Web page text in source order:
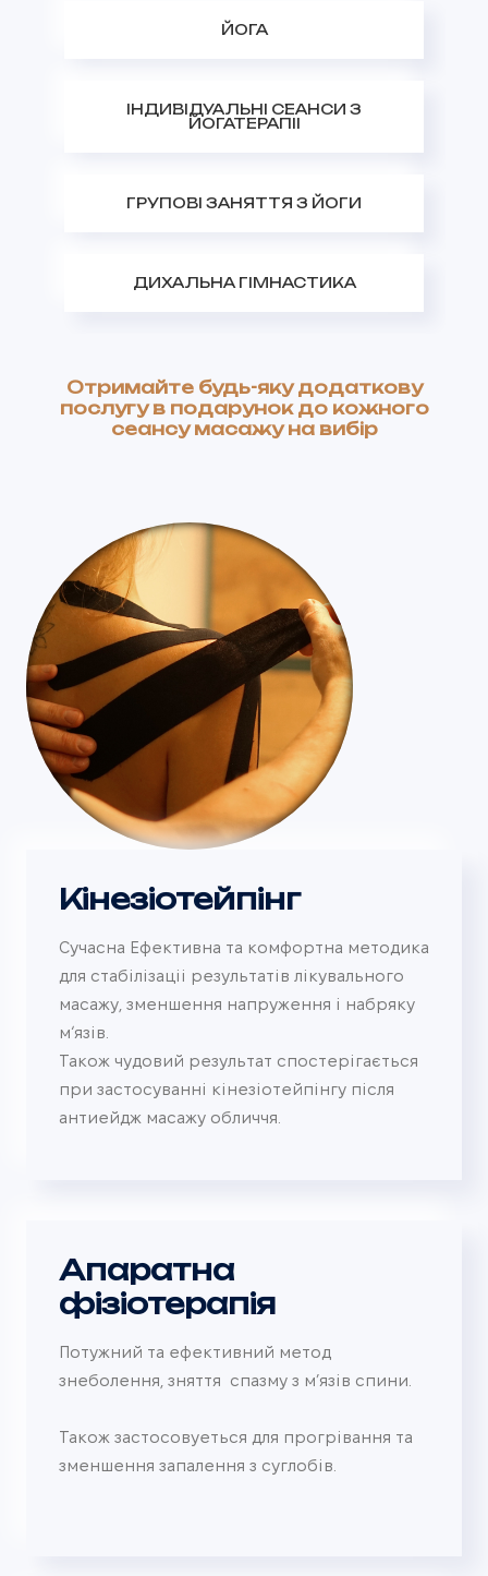
ЙОГА
ІНДИВІДУАЛЬНІ СЕАНСИ З
ЙОГАТЕРАПІІ
ГРУПОВІ ЗАНЯТТЯ З ЙОГИ
ДИХАЛЬНА ГІМНАСТИКА
Отримайте будь-яку додаткову
послугу в подарунок до кожного
сеансу масажу на вибір
Кінезіотейпінг
Сучасна Ефективна та комфортна методика
для стабілізаціі результатів лікувального
масажу, зменшення напруження і набряку
м‘язів.
Також чудовий результат спостерігається
при застосуванні кінезіотейпінгу після
антиейдж масажу обличчя.
Апаратна
фізіотерапія
Потужний та ефективний метод
знеболення, зняття спазму з м’язів спини.
Також застосовуеться для прогрівання та
зменшення запалення з суглобів.